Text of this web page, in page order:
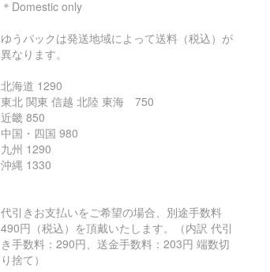
＊Domestic only
ゆうパックは発送地域によって送料（税込）が
異なります。
北海道 1290
東北 関東 信越 北陸 東海 750
近畿 850
中国・四国 980
九州 1290
沖縄 1330
代引きお支払いをご希望の場合、別途手数料
490円（税込）を頂戴いたします。（内訳 代引
き手数料：290円、送金手数料：203円 端数切
り捨て）